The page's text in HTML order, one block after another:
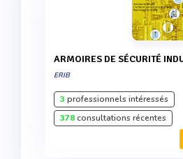
ARMOIRES DE SÉCURITÉ
ERIB
3 professionnels intéressés
378consultations récentes